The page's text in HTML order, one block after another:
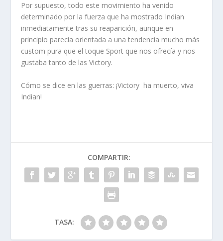
Por supuesto, todo este movimiento ha venido
determinado por la fuerza que ha mostrado Indian
inmediatamente tras su reaparición, aunque en
principio parecía orientada a una tendencia mucho más
custom pura que el toque Sport que nos ofrecía y nos
gustaba tanto de las Victory.
Cómo se dice en las guerras: ¡Victory ha muerto, viva
Indian!
COMPARTIR:
TASA: